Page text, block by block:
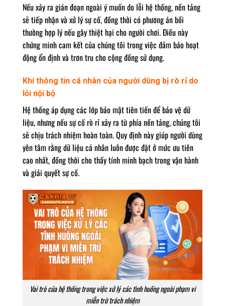
Nếu xảy ra gián đoạn ngoài ý muốn do lỗi hệ thống, nền tảng
sẽ tiếp nhận và xử lý sự cố, đồng thời có phương án bồi
thường hợp lý nếu gây thiệt hại cho người chơi. Điều này
chứng minh cam kết của chúng tôi trong việc đảm bảo hoạt
động ổn định và trơn tru cho cộng đồng sử dụng.
Khi thông tin cá nhân của người dùng bị rò rỉ do
lỗi nội bộ
Hệ thống áp dụng các lớp bảo mật tiên tiến để bảo vệ dữ
liệu, nhưng nếu sự cố rò rỉ xảy ra từ phía nền tảng, chúng tôi
sẽ chịu trách nhiệm hoàn toàn. Quy định này giúp người dùng
yên tâm rằng dữ liệu cá nhân luôn được đặt ở mức ưu tiên
cao nhất, đồng thời cho thấy tính minh bạch trong vận hành
và giải quyết sự cố.
Vai trò của hệ thống trong việc xử lý các tình huống ngoài phạm vi
miễn trừ trách nhiệm